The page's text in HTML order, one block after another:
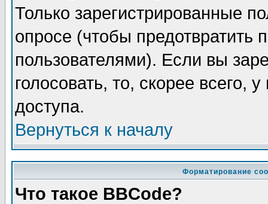
Только зарегистрированные
опросе (чтобы предотвратить
пользователями). Если вы
голосовать, то, скорее всего,
доступа.
Вернуться к началу
Форматирование
Что такое BBCode?